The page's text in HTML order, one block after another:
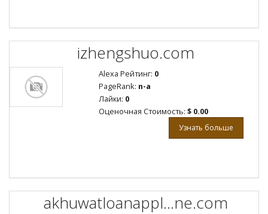
izhengshuo.com
Alexa Рейтинг: 0
PageRank: n-a
Лайки: 0
Оценочная Стоимость: $ 0.00
Узнать больше
akhuwatloanappl...ne.com